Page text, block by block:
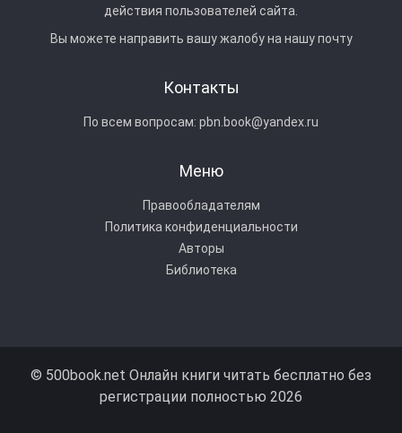
действия пользователей сайта.
Вы можете направить вашу жалобу на нашу почту
Контакты
По всем вопросам: pbn.book@yandex.ru
Меню
Правообладателям
Политика конфиденциальности
Авторы
Библиотека
© 500book.net Онлайн книги читать бесплатно без
регистрации полностью 2026